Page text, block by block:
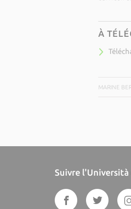
À
MARINE
Suivre l'Università